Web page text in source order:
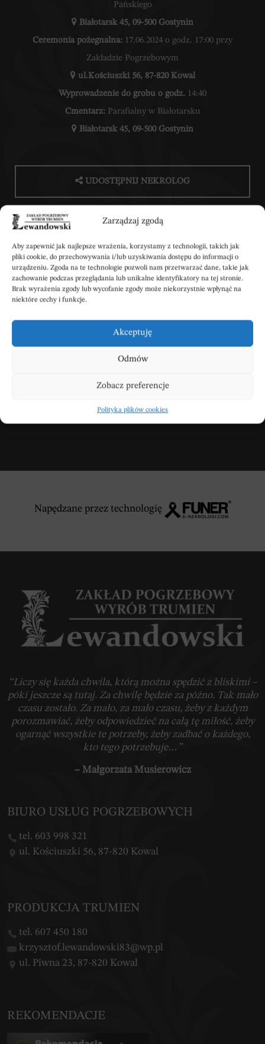
Zarządzaj zgodą
Aby zapewnić jak najlepsze wrażenia, korzystamy z technologii, takich jak
pliki cookie, do przechowywania i/lub uzyskiwania dostępu do informacji o
urządzeniu. Zgoda na te technologie pozwoli nam przetwarzać dane, takie jak
zachowanie podczas przeglądania lub unikalne identyfikatory na tej stronie.
Brak wyrażenia zgody lub wycofanie zgody może niekorzystnie wpłynąć na
niektóre cechy i funkcje.
Akceptuję
Odmów
Zobacz preferencje
Polityka plików cookies
Pańskiego
Białotarsk 45, 09-500 Gostynin
Ceremonia pożegnalna: 17.06.2024 o godz. 17:00 przy
Zakładzie Pogrzebowym
ul.Kościuszki 56, 87-820 Kowal
Wyprowadzenie do grobu o godz. 14:40
Cmentarz: Parafialny w Białotarsku
Białotarsk 45, 09-500 Gostynin
UDOSTĘPNIJ NEKROLOG
POBIERZ POWIADOMIENIE SMS
Wpisz swoje kondolencje
Napędzane przez technologię
“Liczy się każda chwila, którą można spędzić z bliskimi –
póki jeszcze są tutaj. Za chwilę będzie za późno. Tak mało
czasu zostało. Za mało, za mało czasu, żeby z każdym
porozmawiać, żeby odpowiedzieć na całą tę miłość, żeby
ogarnąć wszystkie te potrzeby, żeby zadbać o każdego,
kto tego potrzebuje…”
– Małgorzata Musierowicz
BIURO USŁUG POGRZEBOWYCH
tel. 603 998 321
ul. Kościuszki 56, 87-820 Kowal
PRODUKCJA TRUMIEN
tel. 607 450 180
krzysztof.lewandowski83@wp.pl
ul. Piwna 23, 87-820 Kowal
REKOMENDACJE